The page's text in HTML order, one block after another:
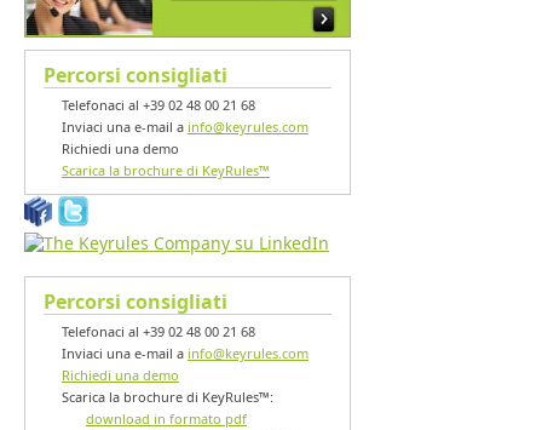
Percorsi consigliati
Telefonaci al +39 02 48 00 21 68
Inviaci una e-mail a info@keyrules.com
Richiedi una demo
Scarica la brochure di KeyRules™
Percorsi consigliati
Telefonaci al +39 02 48 00 21 68
Inviaci una e-mail a info@keyrules.com
Richiedi una demo
Scarica la brochure di KeyRules™:
download in formato pdf